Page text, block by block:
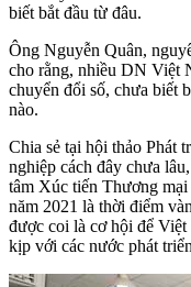
biết bắt đầu từ đâu.
Ông Nguyễn Quân,
cho rằng, nhiều DN Việt
chuyển đổi số, chưa biết
nào.
Chia sẻ tại hội thảo Phát
nghiệp cách đây chưa
tâm Xúc tiến Thương
năm 2021 là thời điểm
được coi là cơ hội để Việt
kịp với các nước phát